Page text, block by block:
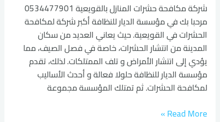
شركة مكافحة حشرات المنازل بالقويعية 0534477901
مرحبا بك في مؤسسة الديار للنظافة أكبر شركة لمكافحة
الحشرات في القويعية. حيث يعاني العديد من سكان
المدينة من انتشار الحشرات، خاصة في فصل الصيف، مما
يؤدي إلى انتشار الأمراض و تلف الممتلكات. لذلك، تقدم
مؤسسة الديار للنظافة حلولا فعالة و أحدث الأساليب
لمكافحة الحشرات. ثم تمتلك المؤسسة مجموعة
Read More »